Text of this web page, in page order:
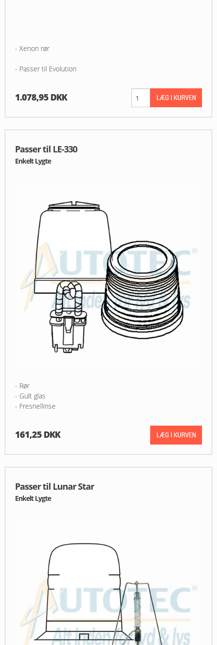
- Xenon rør
- Passer til Evolution
1.078,95 DKK
Passer til LE-330
Enkelt Lygte
- Rør
- Gult glas
- Fresnellinse
161,25 DKK
Passer til Lunar Star
Enkelt Lygte